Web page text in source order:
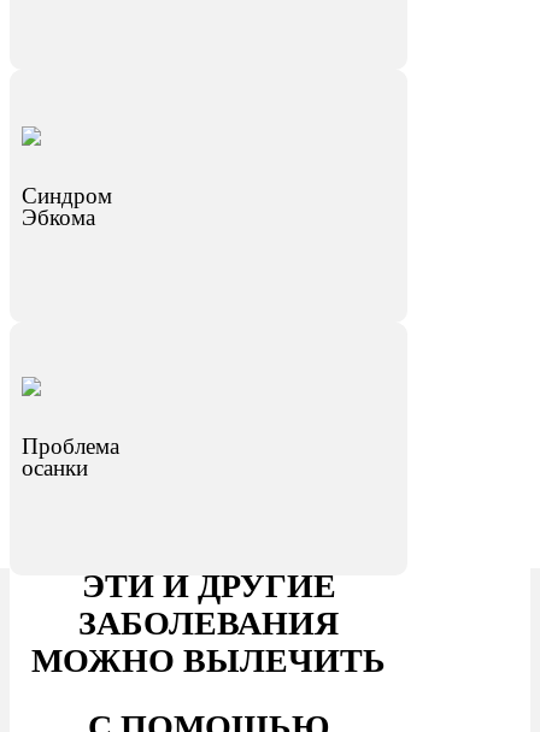
Синдром
Эбкома
Проблема
осанки
ЭТИ И ДРУГИЕ
ЗАБОЛЕВАНИЯ
МОЖНО ВЫЛЕЧИТЬ